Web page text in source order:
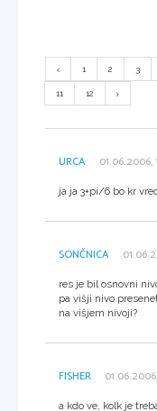
1 2 3
11 12
URCA 01.06.2006,
ja ja 3+pi/6 bo kr
SONČNICA
res je bil osnovni
pa višji nivo
na višjem nivoji?
FISHER
a kdo ve, kolk je